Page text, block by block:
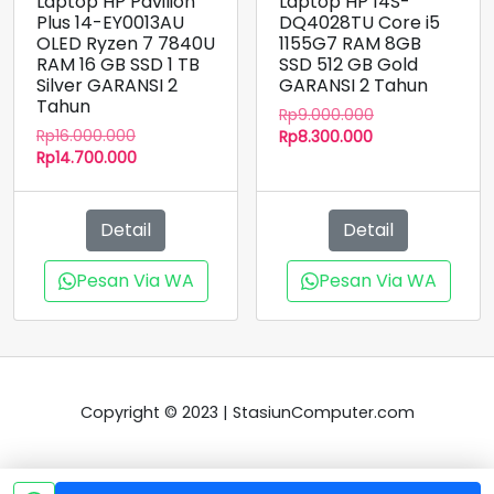
Plus 14-EY0013AU
OLED Ryzen 7 7840U
RAM 16 GB SSD 1 TB
Silver GARANSI 2
Tahun
Rp16.000.000Harga
aslinya
Rp14.700.000Harga
adalah:
Rp14.700.000.
Detail
Pesan Via WA
DQ4028TU Core i5
1155G7 RAM 8GB
SSD 512 GB Gold
GARANSI 2 Tahun
Rp9.000.000Harga
Rp8.300.000Harga
Rp8.300.000.
Detail
Pesan Via WA
Copyright © 2023 | StasiunComputer.com